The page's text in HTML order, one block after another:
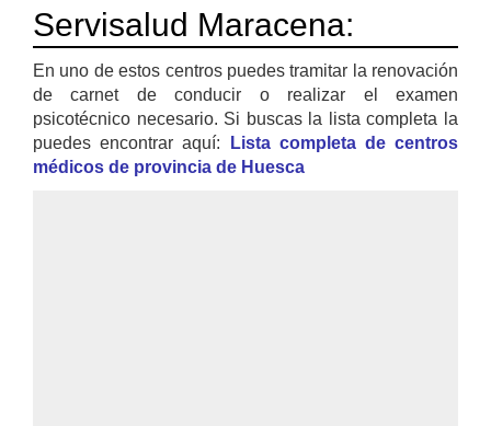
Servisalud Maracena:
En uno de estos centros puedes tramitar la renovación
de carnet de conducir o realizar el examen
psicotécnico necesario. Si buscas la lista completa la
puedes encontrar aquí:
Lista completa de centros
médicos de provincia de Huesca